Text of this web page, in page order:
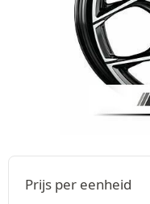
Prijs per eenheid